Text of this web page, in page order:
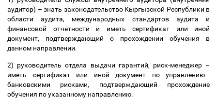
аудитор) – знать законодательство Кыргызской Республики в
области аудита, международных стандартов аудита и
финансовой отчетности и иметь сертификат или иной
документ, подтверждающий о прохождении обучения в
данном направлении.
2) руководитель отдела выдачи гарантий, риск-менеджер –
иметь сертификат или иной документ по управлению
банковскими рисками, подтверждающий прохождение
обучения по указанному направлению.